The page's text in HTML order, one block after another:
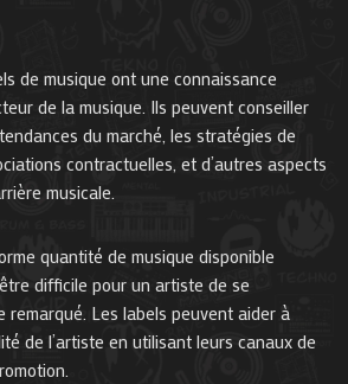
de musique ont une connaissance
de la musique. Ils peuvent conseiller
du marché, les stratégies de
contractuelles, et d’autres aspects
musicale.
quantité de musique disponible
difficile pour un artiste de se
remarqué. Les labels peuvent aider à
de l’artiste en utilisant leurs canaux de